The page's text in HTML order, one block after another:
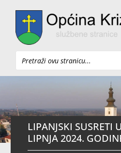
Pretraži
LIPANJSKI SUSRETI
LIPNJA 2024.